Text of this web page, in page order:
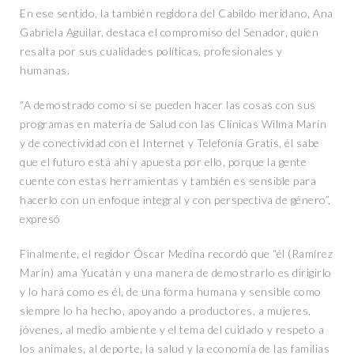
En ese sentido, la también regidora del Cabildo meridano, Ana
Gabriela Aguilar, destaca el compromiso del Senador, quien
resalta por sus cualidades políticas, profesionales y
humanas.
“A demostrado como sí se pueden hacer las cosas con sus
programas en materia de Salud con las Clínicas Wilma Marín
y de conectividad con el Internet y Telefonía Gratis, él sabe
que el futuro está ahí y apuesta por ello, porque la gente
cuente con estas herramientas y también es sensible para
hacerlo con un enfoque integral y con perspectiva de género”,
expresó
Finalmente, el regidor Óscar Medina recordó que “él (Ramírez
Marín) ama Yucatán y una manera de demostrarlo es dirigirlo
y lo hará como es él, de una forma humana y sensible como
siempre lo ha hecho, apoyando a productores, a mujeres,
jóvenes, al medio ambiente y el tema del cuidado y respeto a
los animales, al deporte, la salud y la economía de las familias